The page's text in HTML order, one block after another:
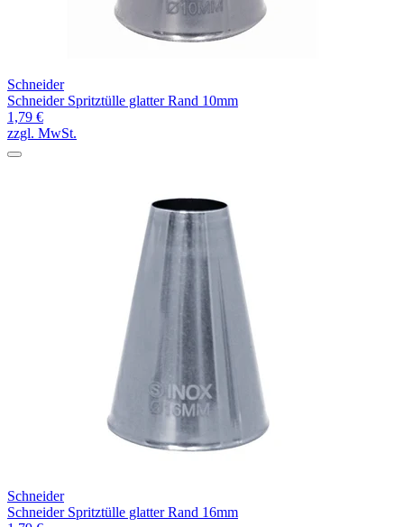
Schneider
Schneider Spritztülle glatter Rand 10mm
1,79 €
zzgl. MwSt.
Schneider
Schneider Spritztülle glatter Rand 16mm